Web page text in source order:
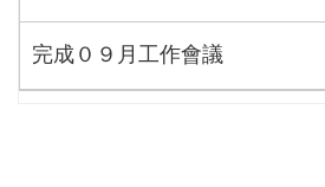
完成０９月工作會議